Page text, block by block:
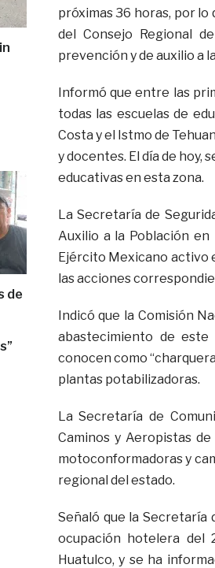
de
próximas 36 horas, por
del Consejo Regional
prevención y de auxilio a
Informó que entre las
todas las escuelas de
Costa y el Istmo de
y docentes. El día de hoy,
educativas en esta zona.
La Secretaría de
Auxilio a la Población
Ejército Mexicano activo
las acciones
Indicó que la Comisión
abastecimiento de
conocen como
plantas potabilizadoras.
La Secretaría de
Caminos y Aeropistas de
motoconformadoras y
regional del estado.
Señaló que la Secretaría
ocupación hotelera del
Huatulco, y se ha